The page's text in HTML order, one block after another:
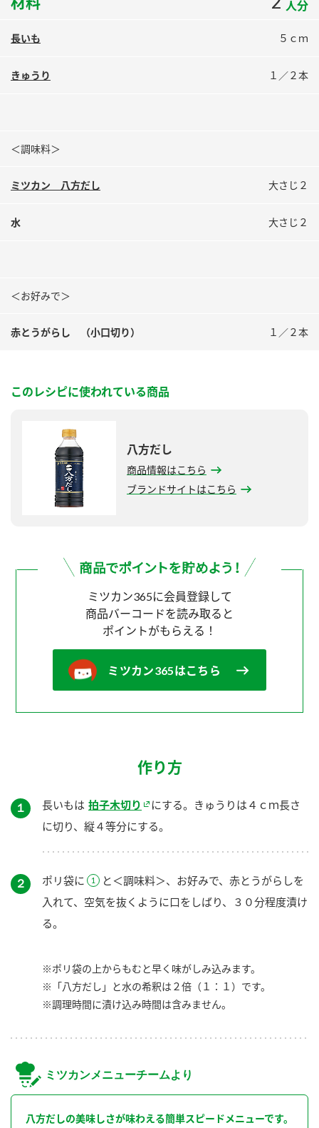
ミツカンのCM
検索
業務用サイト 製造所固有記号一覧
人分
長いも ５ｃｍ
きゅうり １／２本
＜調味料＞
ミツカン 八方だし 大さじ２
水 大さじ２
＜お好みで＞
赤とうがらし （小口切り） １／２本
このレシピに使われている商品
八方だし
商品情報はこちら
ブランドサイトはこちら
ミツカン365に会員登録して
商品バーコードを読み取ると
ポイントがもらえる！
ミツカン365はこちら
作り方
１ 長いもは 拍子木切り
にする。きゅうりは４ｃｍ長さ
に切り、縦４等分にする。
２ ポリ袋に
と＜調味料＞、お好みで、赤とうがらしを
入れて、空気を抜くように口をしばり、３０分程度漬け
る。
※ポリ袋の上からもむと早く味がしみ込みます。
※「八方だし」と水の希釈は２倍（１：１）です。
※調理時間に漬け込み時間は含みません。
ミツカンメニューチームより
八方だしの美味しさが味わえる簡単スピードメニューです。